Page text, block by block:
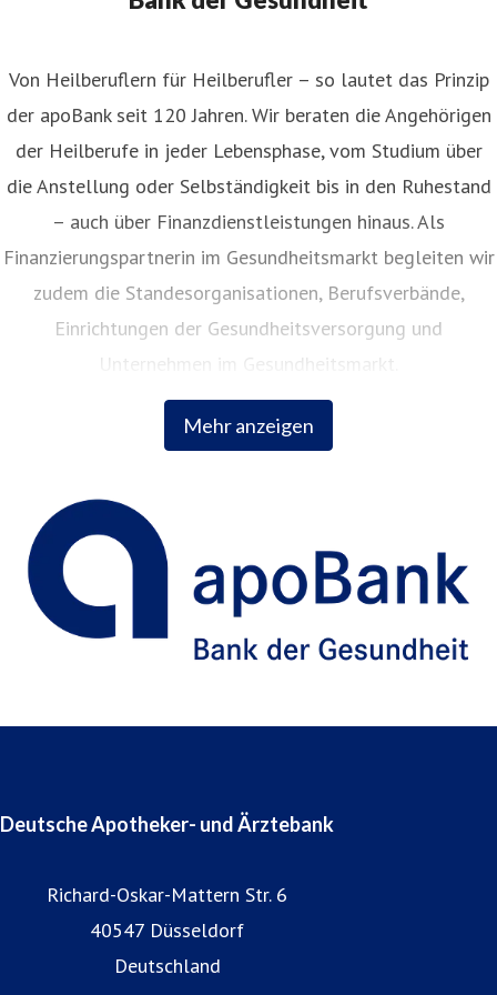
Mehr anzeigen
Von Heilberuflern für Heilberufler – so lautet das Prinzip
der apoBank seit 120 Jahren. Wir beraten die Angehörigen
der Heilberufe in jeder Lebensphase, vom Studium über
die Anstellung oder Selbständigkeit bis in den Ruhestand
– auch über Finanzdienstleistungen hinaus. Als
Finanzierungspartnerin im Gesundheitsmarkt begleiten wir
zudem die Standesorganisationen, Berufsverbände,
Einrichtungen der Gesundheitsversorgung und
Unternehmen im Gesundheitsmarkt.
Deutsche Apotheker- und Ärztebank
Richard-Oskar-Mattern Str. 6
40547 Düsseldorf
Deutschland